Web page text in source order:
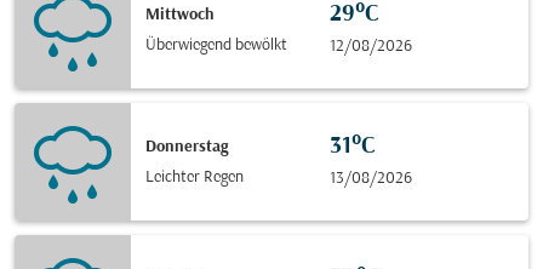
Mittwoch
Überwiegend bewölkt
29°C
12/08/2026
Donnerstag
Leichter Regen
31°C
13/08/2026